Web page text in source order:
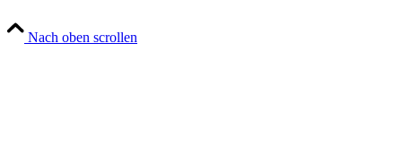
Nach oben scrollen